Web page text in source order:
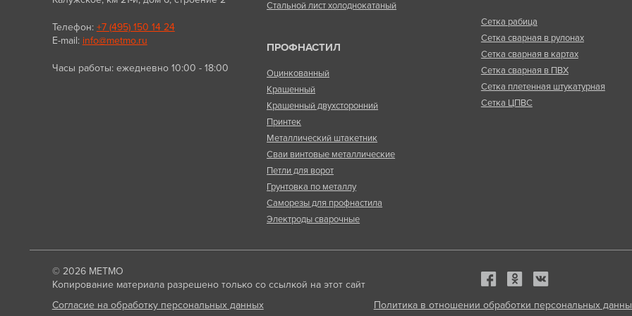
Телефон: +7 (495) 150 14 24
E-mail: info@metmo.ru
Часы работы: ежедневно 10:00 - 18:00
Стальной лист холоднокатаный
ПРОФНАСТИЛ
Оцинкованный
Крашенный
Крашенный двухсторонний
Принтек
Металлический штакетник
Сваи винтовые металлические
Петли для ворот
Грунтовка по металлу
Саморезы для профнастила
Электроды сварочные
Сетка рабица
Сетка сварная в рулонах
Сетка сварная в картах
Сетка сварная в ПВХ
Сетка плетенная штукатурная
Сетка ЦПВС
© 2026 МЕТМО
Копирование материала разрешено только со ссылкой на этот сайт
Согласие на обработку персональных данных
Политика в отношении обработки персональных